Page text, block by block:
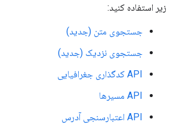
زیر استفاده کنید:
جستجوی متن (جدید)
جستجوی نزدیک (جدید)
API کدگذاری جغرافیایی
API مسیرها
API اعتبارسنجی آدرس